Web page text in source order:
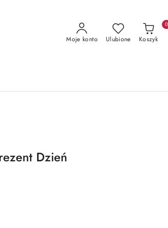
Moje konto Ulubione Koszyk
0
Dzień